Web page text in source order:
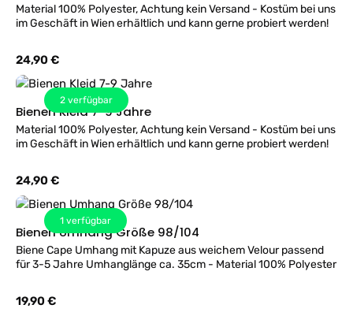
Material 100% Polyester, Achtung kein Versand - Kostüm bei uns
im Geschäft in Wien erhältlich und kann gerne probiert werden!
Regulärer Preis:
24,90 €
2 verfügbar
Bienen Kleid 7-9 Jahre
Material 100% Polyester, Achtung kein Versand - Kostüm bei uns
im Geschäft in Wien erhältlich und kann gerne probiert werden!
Regulärer Preis:
24,90 €
1 verfügbar
Bienen Umhang Größe 98/104
Biene Cape Umhang mit Kapuze aus weichem Velour passend
für 3-5 Jahre Umhanglänge ca. 35cm - Material 100% Polyester
Regulärer Preis:
19,90 €